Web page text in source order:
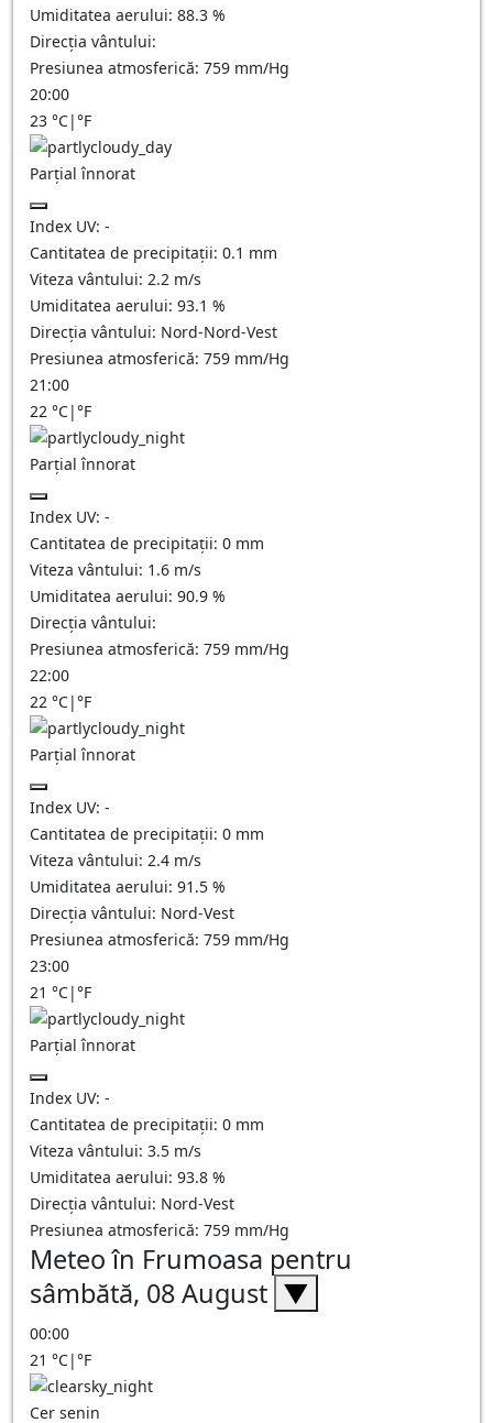
Umiditatea aerului: 88.3 %
Direcția vântului:
Presiunea atmosferică: 759 mm/Hg
20:00
23 °C|°F
Parțial înnorat
Index UV: -
Cantitatea de precipitații: 0.1 mm
Viteza vântului: 2.2 m/s
Umiditatea aerului: 93.1 %
Direcția vântului: Nord-Nord-Vest
Presiunea atmosferică: 759 mm/Hg
21:00
22 °C|°F
Parțial înnorat
Index UV: -
Cantitatea de precipitații: 0 mm
Viteza vântului: 1.6 m/s
Umiditatea aerului: 90.9 %
Direcția vântului:
Presiunea atmosferică: 759 mm/Hg
22:00
22 °C|°F
Parțial înnorat
Index UV: -
Cantitatea de precipitații: 0 mm
Viteza vântului: 2.4 m/s
Umiditatea aerului: 91.5 %
Direcția vântului: Nord-Vest
Presiunea atmosferică: 759 mm/Hg
23:00
21 °C|°F
Parțial înnorat
Index UV: -
Cantitatea de precipitații: 0 mm
Viteza vântului: 3.5 m/s
Umiditatea aerului: 93.8 %
Direcția vântului: Nord-Vest
Presiunea atmosferică: 759 mm/Hg
Meteo în Frumoasa pentru
sâmbătă, 08 August ▼
00:00
21 °C|°F
Cer senin